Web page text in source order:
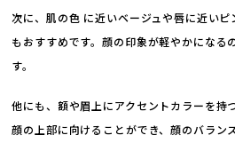
次に、肌の色 に近いベージュや唇に近い
もおすすめです。顔の印象が軽やかになる
す。
他にも、額や眉上にアクセントカラーを持
顔の上部に向けることができ、顔のバラン